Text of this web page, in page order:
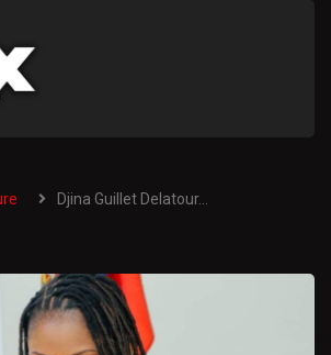
Djina Guillet Delatour…